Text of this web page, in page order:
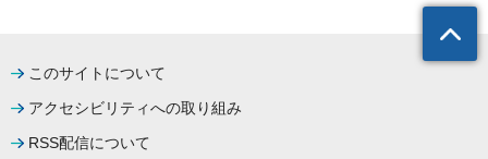
このサイトについて
アクセシビリティへの取り組み
RSS配信について